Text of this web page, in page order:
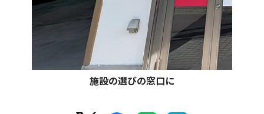
施設の選びの窓口に